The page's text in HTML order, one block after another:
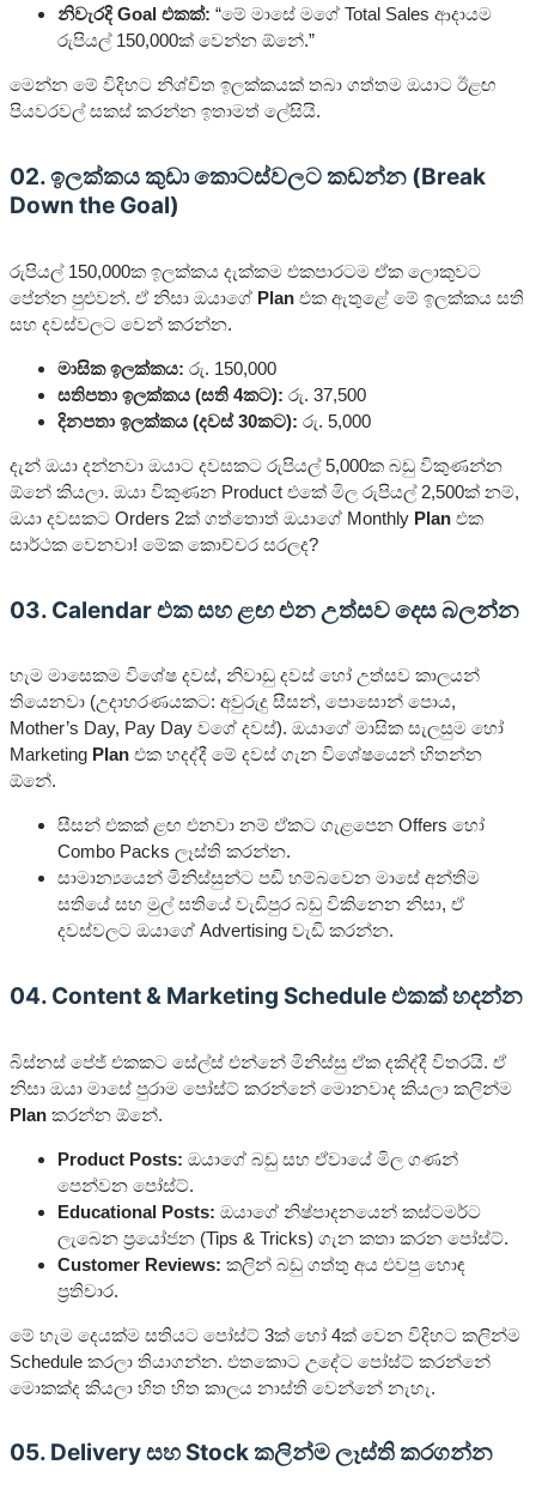
නිවැරදි Goal එකක්: “මේ මාසේ මගේ Total Sales ආදායම
රුපියල් 150,000ක් වෙන්න ඕනේ.”
මෙන්න මේ විදිහට නිශ්චිත ඉලක්කයක් තබා ගත්තම ඔයාට ඊළඟ
පියවරවල් සකස් කරන්න ඉතාමත් ලේසියි.
02. ඉලක්කය කුඩා කොටස්වලට කඩන්න (Break
Down the Goal)
රුපියල් 150,000ක ඉලක්කය දැක්කම එකපාරටම ඒක ලොකුවට
පේන්න පුළුවන්. ඒ නිසා ඔයාගේ Plan එක ඇතුළේ මේ ඉලක්කය සති
සහ දවස්වලට වෙන් කරන්න.
මාසික ඉලක්කය: රු. 150,000
සතිපතා ඉලක්කය (සති 4කට): රු. 37,500
දිනපතා ඉලක්කය (දවස් 30කට): රු. 5,000
දැන් ඔයා දන්නවා ඔයාට දවසකට රුපියල් 5,000ක බඩු විකුණන්න
ඕනේ කියලා. ඔයා විකුණන Product එකේ මිල රුපියල් 2,500ක් නම්,
ඔයා දවසකට Orders 2ක් ගත්තොත් ඔයාගේ Monthly Plan එක
සාර්ථක වෙනවා! මේක කොච්චර සරලද?
03. Calendar එක සහ ළඟ එන උත්සව දෙස බලන්න
හැම මාසෙකම විශේෂ දවස්, නිවාඩු දවස් හෝ උත්සව කාලයන්
තියෙනවා (උදාහරණයකට: අවුරුදු සීසන්, පොසොන් පොය,
Mother’s Day, Pay Day වගේ දවස්). ඔයාගේ මාසික සැලසුම හෝ
Marketing Plan එක හදද්දී මේ දවස් ගැන විශේෂයෙන් හිතන්න
ඕනේ.
සීසන් එකක් ළඟ එනවා නම් ඒකට ගැළපෙන Offers හෝ
Combo Packs ලෑස්ති කරන්න.
සාමාන්‍යයෙන් මිනිස්සුන්ට පඩි හම්බවෙන මාසේ අන්තිම
සතියේ සහ මුල් සතියේ වැඩිපුර බඩු විකිනෙන නිසා, ඒ
දවස්වලට ඔයාගේ Advertising වැඩි කරන්න.
04. Content & Marketing Schedule එකක් හදන්න
බිස්නස් පේජ් එකකට සේල්ස් එන්නේ මිනිස්සු ඒක දකිද්දී විතරයි. ඒ
නිසා ඔයා මාසේ පුරාම පෝස්ට් කරන්නේ මොනවාද කියලා කලින්ම
Plan කරන්න ඕනේ.
Product Posts: ඔයාගේ බඩු සහ ඒවායේ මිල ගණන්
පෙන්වන පෝස්ට්.
Educational Posts: ඔයාගේ නිෂ්පාදනයෙන් කස්ටමර්ට
ලැබෙන ප්‍රයෝජන (Tips & Tricks) ගැන කතා කරන පෝස්ට්.
Customer Reviews: කලින් බඩු ගත්තු අය එවපු හොඳ
ප්‍රතිචාර.
මේ හැම දෙයක්ම සතියට පෝස්ට් 3ක් හෝ 4ක් වෙන විදිහට කලින්ම
Schedule කරලා තියාගන්න. එතකොට උදේට පෝස්ට් කරන්නේ
මොකක්ද කියලා හිත හිත කාලය නාස්ති වෙන්නේ නැහැ.
05. Delivery සහ Stock කලින්ම ලෑස්ති කරගන්න